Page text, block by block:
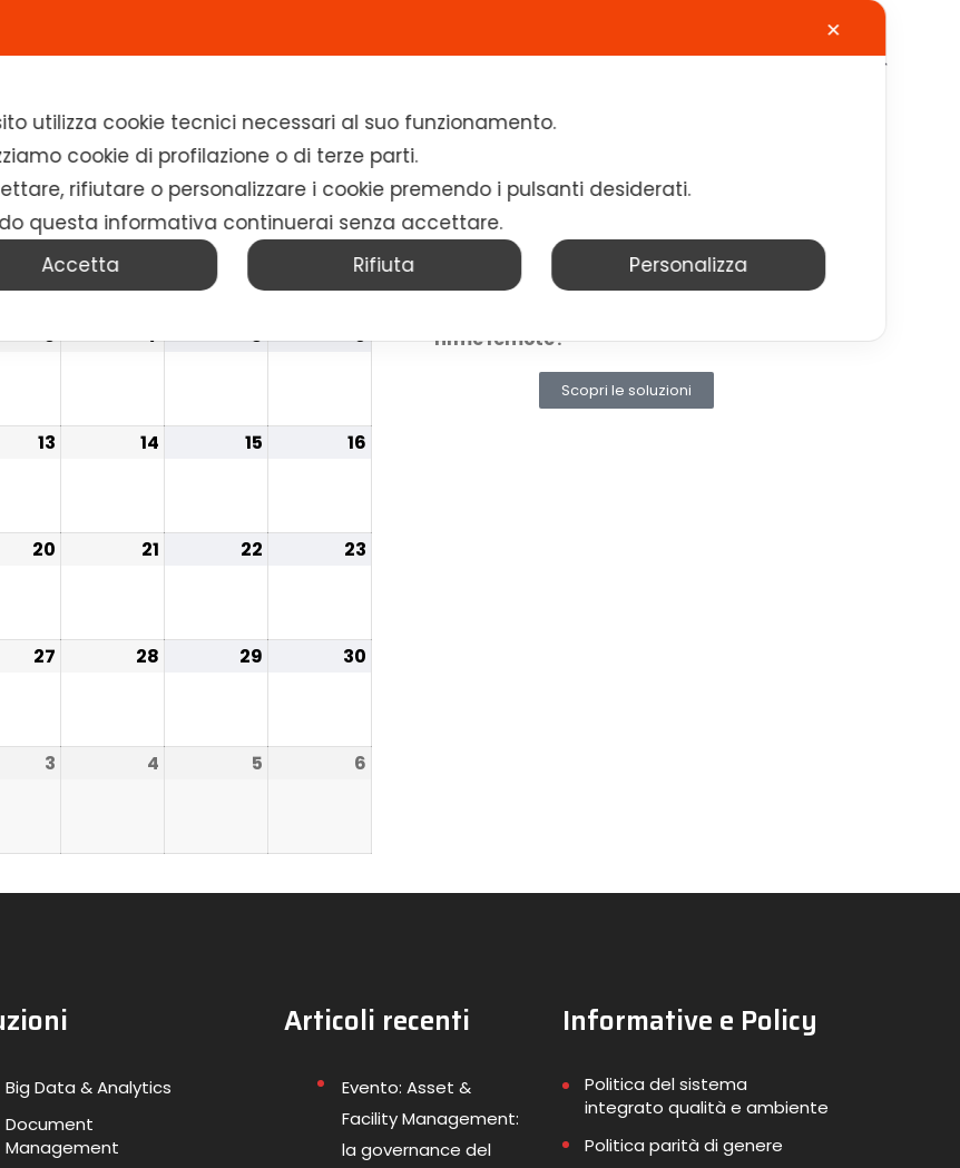
Home Chi siamo Soluzioni News Calendario Contatti Lavora con noi
2022
VEN SAB DOM
29 30 1 2
6 7 8 9
13 14 15 16
20 21 22 23
27 28 29 30
3 4 5 6
Document Process Management
Nell’era del distanziamento sociale,
offre strumenti per l’accessibilità e la
condivisone di informazioni attraverso
firme remote .
Scopri le soluzioni
Big Data & Analytics
Document
Management
Articoli recenti
Evento: Asset &
Facility Management:
la governance del
Informative e Policy
Politica del sistema
integrato qualità e ambiente
Politica parità di genere
✕
utilizza cookie tecnici necessari al suo funzionamento.
cookie di profilazione o di terze parti.
rifiutare o personalizzare i cookie premendo i pulsanti desiderati.
questa informativa continuerai senza accettare.
Accetta
Rifiuta Personalizza